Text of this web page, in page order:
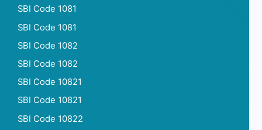
SBI Code 1081
SBI Code 1081
SBI Code 1082
SBI Code 1082
SBI Code 10821
SBI Code 10821
SBI Code 10822